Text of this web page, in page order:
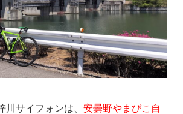
川サイフォンは、安曇野やまびこ自